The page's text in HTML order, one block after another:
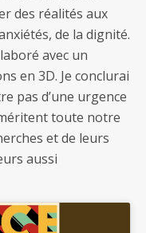
des réalités aux
de la dignité.
avec un
en 3D. Je conclurai
pas d’une urgence
toute notre
et de leurs
aussi